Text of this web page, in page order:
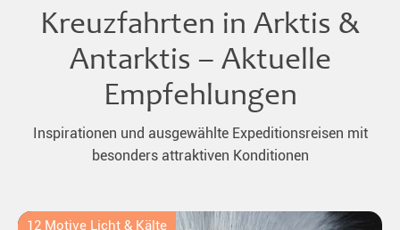
Kreuzfahrten in Arktis &
Antarktis – Aktuelle
Empfehlungen
Inspirationen und ausgewählte Expeditionsreisen mit
besonders attraktiven Konditionen
12 Motive Licht & Kälte